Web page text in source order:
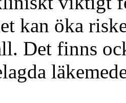
kan öka
Det finns